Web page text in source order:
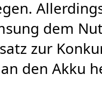
dem
zur
den Akku